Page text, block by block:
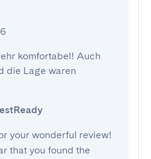
komfortabel! Auch
die Lage waren
your wonderful review!
that you found the